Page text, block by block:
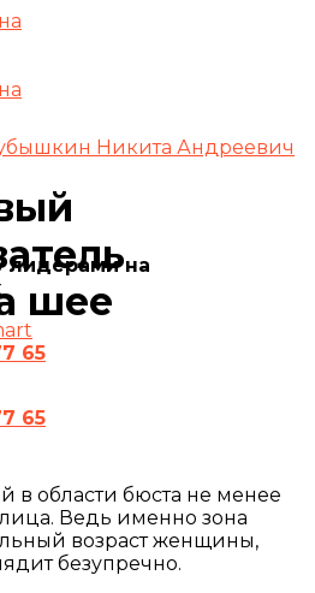
лидерами на
65
65
Никита Андреевич
шее
в области бюста не менее
Ведь именно зона
возраст женщины,
безупречно.